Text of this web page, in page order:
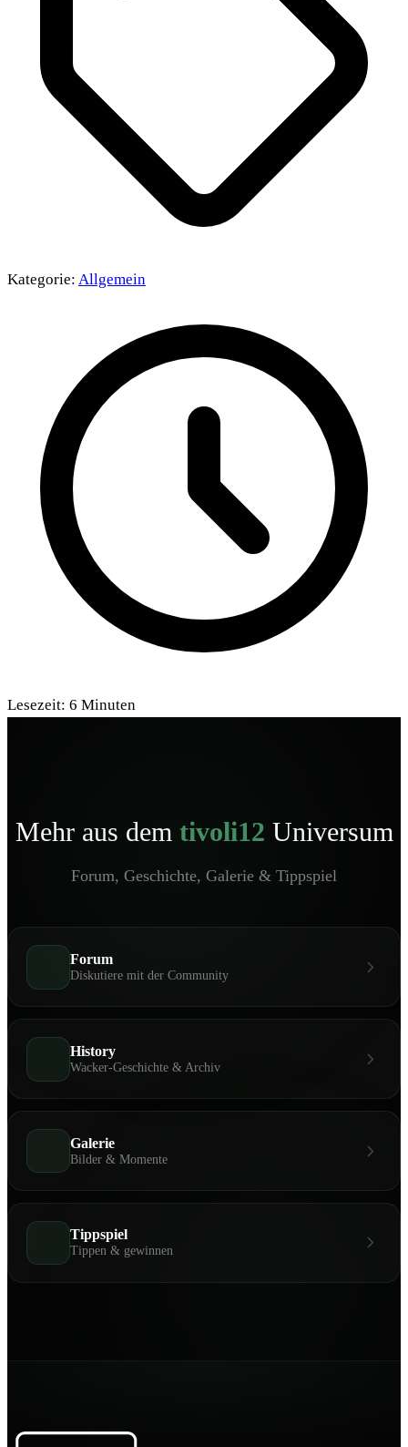
Kategorie: Allgemein
Lesezeit: 6 Minuten
Mehr aus dem tivoli12 Universum
Forum, Geschichte, Galerie & Tippspiel
Forum
Diskutiere mit der Community
History
Wacker-Geschichte & Archiv
Galerie
Bilder & Momente
Tippspiel
Tippen & gewinnen